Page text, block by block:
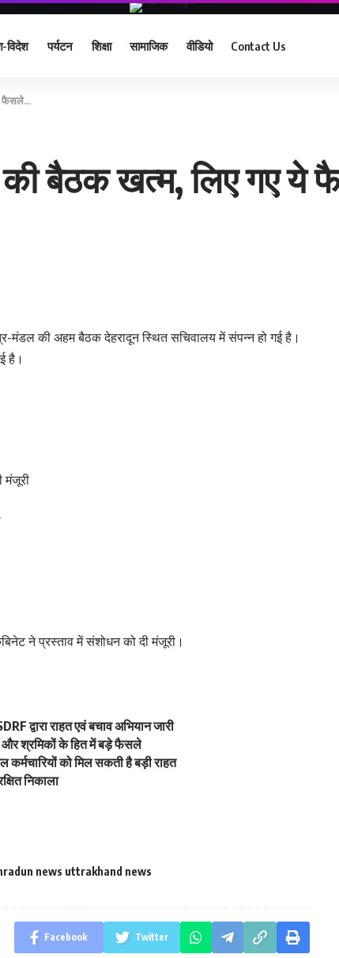
विदेश पर्यटन शिक्षा सामाजिक वीडियो Contact Us
फैसले…
की बैठक खत्म, लिए गए
मंडल की अहम बैठक देहरादून स्थित सचिवालय में संपन्न हो गई है।
है।
मंजूरी
ने प्रस्ताव में संशोधन को दी मंजूरी।
द्वारा राहत एवं बचाव अभियान जारी
और श्रमिकों के हित में बड़े फैसले
को मिल सकती है बड़ी राहत
निकाला
news uttrakhand news
Facebook Twitter